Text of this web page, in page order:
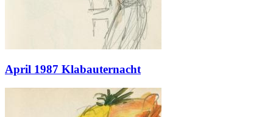
April 1987 Klabauternacht